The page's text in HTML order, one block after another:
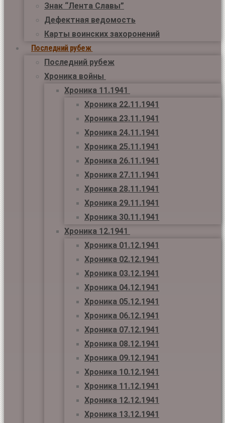
Знак “Лента Славы”
Дефектная ведомость
Карты воинских захоронений
Последний рубеж
Последний рубеж
Хроника войны
Хроника 11.1941
Хроника 22.11.1941
Хроника 23.11.1941
Хроника 24.11.1941
Хроника 25.11.1941
Хроника 26.11.1941
Хроника 27.11.1941
Хроника 28.11.1941
Хроника 29.11.1941
Хроника 30.11.1941
Хроника 12.1941
Хроника 01.12.1941
Хроника 02.12.1941
Хроника 03.12.1941
Хроника 04.12.1941
Хроника 05.12.1941
Хроника 06.12.1941
Хроника 07.12.1941
Хроника 08.12.1941
Хроника 09.12.1941
Хроника 10.12.1941
Хроника 11.12.1941
Хроника 12.12.1941
Хроника 13.12.1941